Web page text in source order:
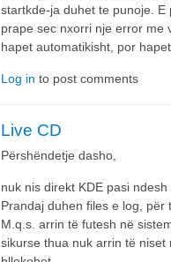
startkde-ja duhet te punoje.
prape sec nxorri nje error me
hapet automatikisht, por
Log in to post comments
Live CD
Përshëndetje dasho,
nuk nis direkt KDE pasi
Prandaj duhen files e log,
M.q.s. arrin të futesh në
sikurse thua nuk arrin të